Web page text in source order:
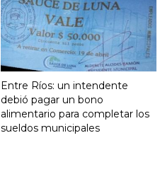
Entre Ríos: un intendente
debió pagar un bono
alimentario para completar los
sueldos municipales